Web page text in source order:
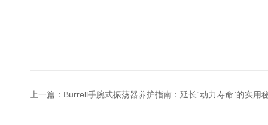
上一篇： Burrell手腕式振荡器养护指南：延长“动力寿命”的实用